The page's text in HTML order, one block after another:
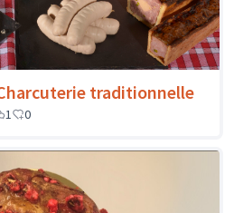
traditionnelle
1 0